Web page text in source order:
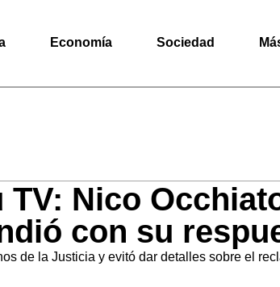
Economía Sociedad
TV: Nico
con su
de la Justicia y evitó dar detalles sobre el